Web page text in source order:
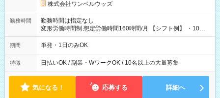
株式会社ワンベルウッズ
勤務時間
勤務時間は指定なし
変形労働時間制 想定労働時間160時間/月 【シフト例】 ・10：
00～20：00
期間 単発・1日のみOK
特徴 日払いOK / 副業・WワークOK / 10名以上の大量募集
気になる！ 応募する 詳細へ